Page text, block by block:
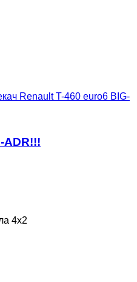
Renault T-460 euro6 BIG-
ADR!!!
4x2